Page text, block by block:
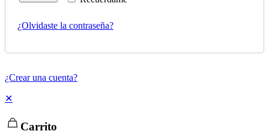
¿Olvidaste la contraseña?
¿Crear una cuenta?
✕
Carrito